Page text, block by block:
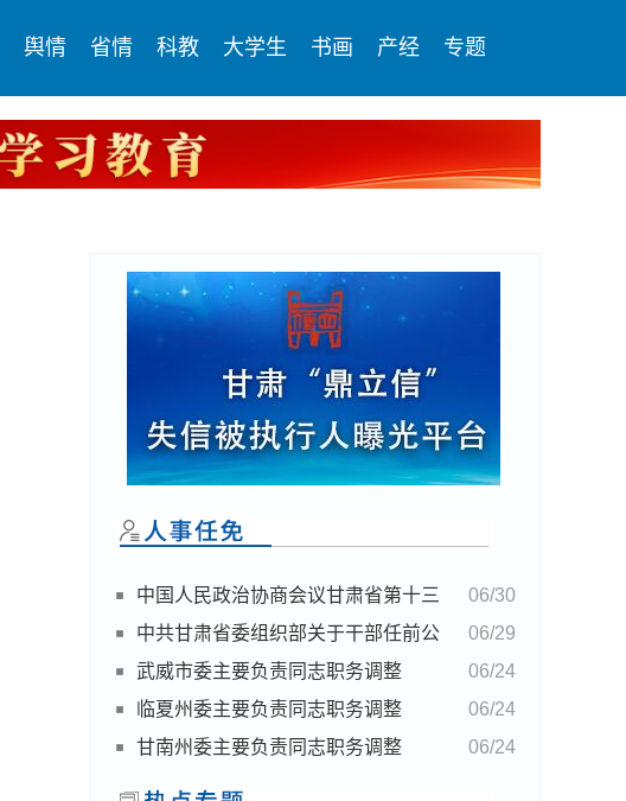
舆情 省情 科教 大学生 书画 产经 专题
06/30
中国人民政治协商会议甘肃省第十三
届委员会任免名单
06/29
中共甘肃省委组织部关于干部任前公
示的公告
06/24
武威市委主要负责同志职务调整
06/24
临夏州委主要负责同志职务调整
06/24
甘南州委主要负责同志职务调整